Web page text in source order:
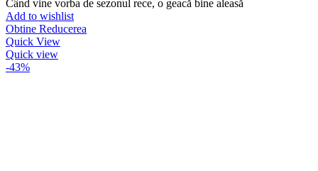
Când vine vorba de sezonul rece, o geacă bine aleasă
Add to wishlist
Obtine Reducerea
Quick View
Quick view
-43%